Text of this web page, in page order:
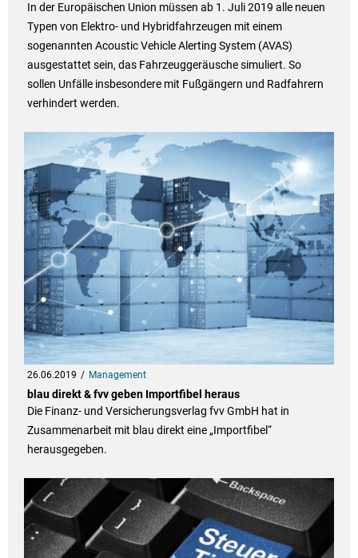
In der Europäischen Union müssen ab 1. Juli 2019 alle neuen
Typen von Elektro- und Hybridfahrzeugen mit einem
sogenannten Acoustic Vehicle Alerting System (AVAS)
ausgestattet sein, das Fahrzeuggeräusche simuliert. So
sollen Unfälle insbesondere mit Fußgängern und Radfahrern
verhindert werden.
26.06.2019 Management
blau direkt & fvv geben Importfibel heraus
Die Finanz- und Versicherungsverlag fvv GmbH hat in
Zusammenarbeit mit blau direkt eine „Importfibel“
herausgegeben.